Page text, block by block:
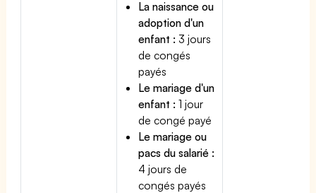
La naissance ou
adoption d'un
enfant : 3 jours
de congés
payés
Le mariage d'un
enfant : 1 jour
de congé payé
Le mariage ou
pacs du salarié :
4 jours de
congés payés